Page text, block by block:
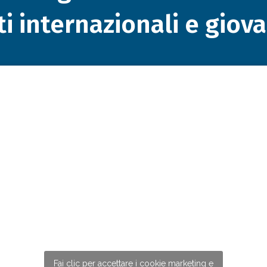
internazionali e
Fai clic per accettare i cookie marketing e